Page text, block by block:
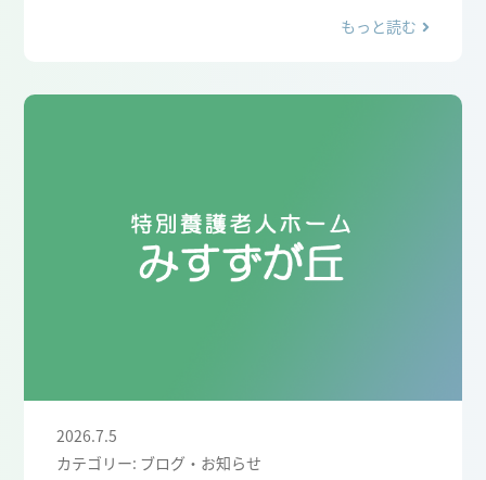
もっと読む
2026.7.5
カテゴリー: ブログ・お知らせ